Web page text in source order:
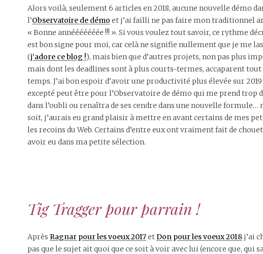
Alors voilà, seulement 6 articles en 2018, aucune nouvelle démo
l’Observatoire de démo et j’ai failli ne pas faire mon traditionnel
« Bonne annééééééée !!! ». Si vous voulez tout savoir, ce rythme
est bon signe pour moi, car celà ne signifie nullement que je me
(j’adore ce blog !), mais bien que d’autres projets, non pas plus
mais dont les deadlines sont à plus courts-termes, accaparent
temps. J’ai bon espoir d’avoir une productivité plus élevée sur
excepté peut être pour l’Observatoire de démo qui me prend
dans l’oubli ou renaîtra de ses cendre dans une nouvelle formule…
soit, j’aurais eu grand plaisir à mettre en avant certains de mes
les recoins du Web. Certains d’entre eux ont vraiment fait de
avoir eu dans ma petite sélection.
Tig Tragger pour parrain !
Après Ragnar pour les voeux 2017etDon pour les voeux 2018j’ai
pas que le sujet ait quoi que ce soit à voir avec lui (encore que, qui